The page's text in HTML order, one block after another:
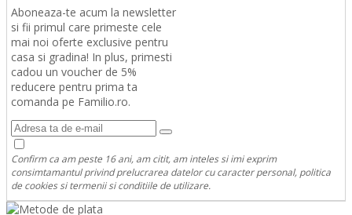
Aboneaza-te acum la newsletter
si fii primul care primeste cele
mai noi oferte exclusive pentru
casa si gradina! In plus, primesti
cadou un voucher de 5%
reducere pentru prima ta
comanda pe Familio.ro.
Confirm ca am peste 16 ani, am citit, am inteles si imi exprim
consimtamantul privind prelucrarea datelor cu caracter personal, politica
de cookies si termenii si conditiile de utilizare.